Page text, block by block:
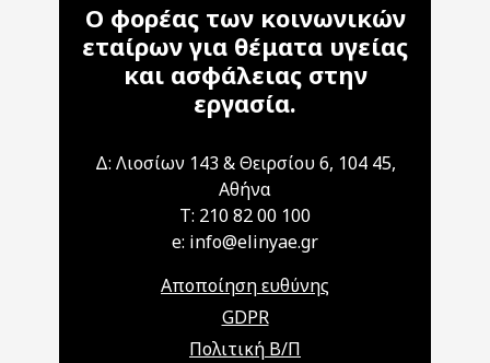
Ο φορέας των κοινωνικών
εταίρων για θέματα υγείας
και ασφάλειας στην
εργασία.
Δ: Λιοσίων 143 & Θειρσίου 6, 104 45,
Αθήνα
T: 210 82 00 100
e: info@elinyae.gr
Αποποίηση ευθύνης
GDPR
Πολιτική Β/Π